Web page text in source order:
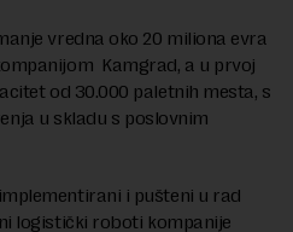
vredna oko 20 miliona evra
Kamgrad, a u prvoj
od 30.000 paletnih mesta, s
u skladu s poslovnim
i pušteni u rad
logistički roboti kompanije